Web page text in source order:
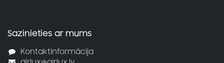
Sazinieties ar mums
Kontaktinformācija